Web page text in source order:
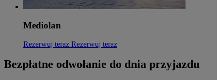
Mediolan
Rezerwuj teraz Rezerwuj teraz
Bezpłatne odwołanie do dnia przyjazdu